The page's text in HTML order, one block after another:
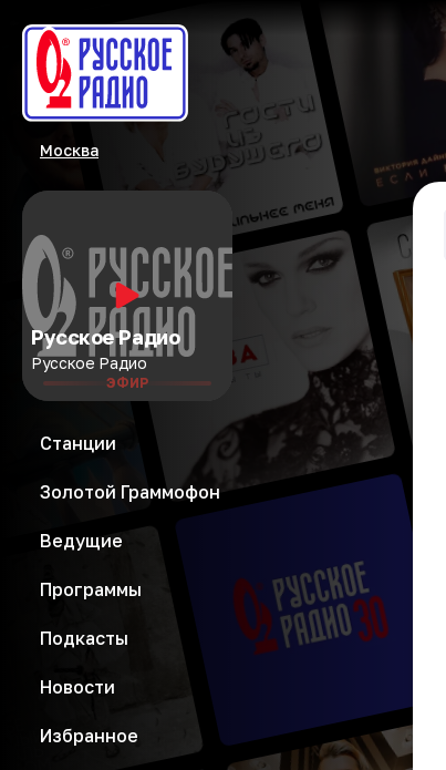
Москва
Русское Радио
Русское Радио
ЭФИР
Станции
Золотой Граммофон
Ведущие
Программы
Подкасты
Новости
Избранное